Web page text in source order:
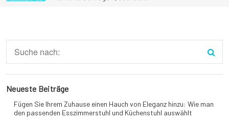
Neueste Beiträge
Fügen Sie Ihrem Zuhause einen Hauch von Eleganz hinzu: Wie man
den passenden Esszimmerstuhl und Küchenstuhl auswählt